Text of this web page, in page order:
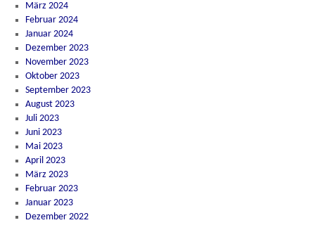
März 2024
Februar 2024
Januar 2024
Dezember 2023
November 2023
Oktober 2023
September 2023
August 2023
Juli 2023
Juni 2023
Mai 2023
April 2023
März 2023
Februar 2023
Januar 2023
Dezember 2022